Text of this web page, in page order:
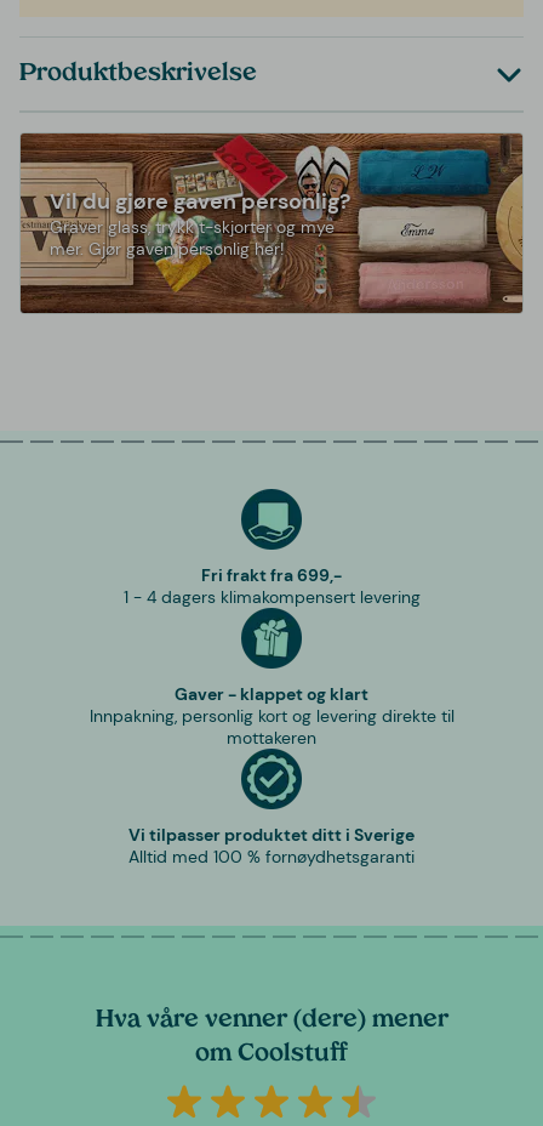
Produktbeskrivelse
Vil du gjøre gaven personlig?
Graver glass, trykk t-skjorter og mye
mer. Gjør gaven personlig her!
Fri frakt fra 699,-
1 - 4 dagers klimakompensert levering
Gaver - klappet og klart
Innpakning, personlig kort og levering direkte til
mottakeren
Vi tilpasser produktet ditt i Sverige
Alltid med 100 % fornøydhetsgaranti
Hva våre venner (dere) mener
om Coolstuff